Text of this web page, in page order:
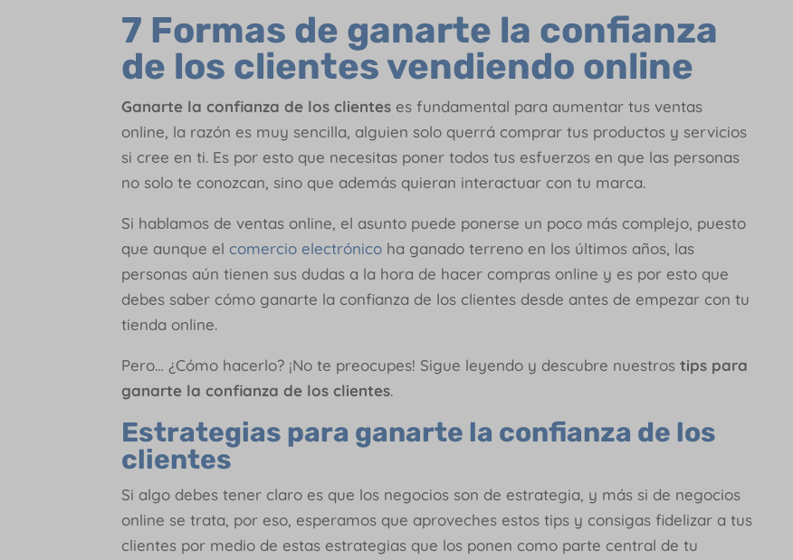
7 Formas de ganarte la confianza
de los clientes vendiendo online
Ganarte la confianza de los clientes es fundamental para aumentar tus ventas
online, la razón es muy sencilla, alguien solo querrá comprar tus productos y servicios
si cree en ti. Es por esto que necesitas poner todos tus esfuerzos en que las personas
no solo te conozcan, sino que además quieran interactuar con tu marca.
Si hablamos de ventas online, el asunto puede ponerse un poco más complejo, puesto
que aunque el comercio electrónico ha ganado terreno en los últimos años, las
personas aún tienen sus dudas a la hora de hacer compras online y es por esto que
debes saber cómo ganarte la confianza de los clientes desde antes de empezar con tu
tienda online.
Pero… ¿Cómo hacerlo? ¡No te preocupes! Sigue leyendo y descubre nuestrostips para
ganarte la confianza de los clientes.
Estrategias para ganarte la confianza de los
clientes
Si algo debes tener claro es que los negocios son de estrategia, y más si de negocios
online se trata, por eso, esperamos que aproveches estos tips y consigas fidelizar a tus
clientes por medio de estas estrategias que los ponen como parte central de tu